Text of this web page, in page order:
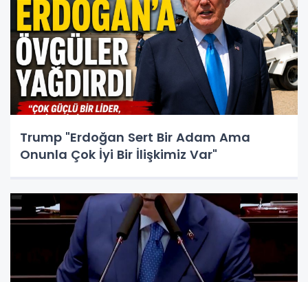
Trump "Erdoğan Sert Bir Adam Ama
Onunla Çok İyi Bir İlişkimiz Var"